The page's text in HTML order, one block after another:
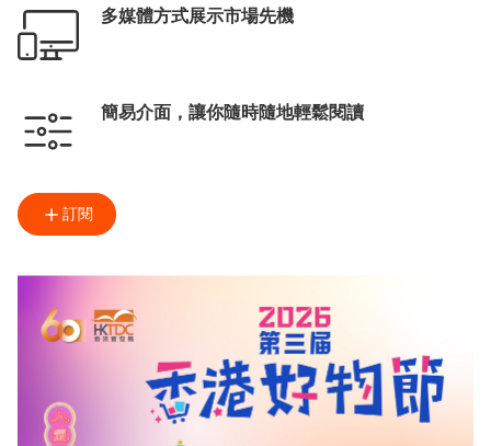
多媒體方式展示市場先機
簡易介面，讓你隨時隨地輕鬆閱讀
訂閱